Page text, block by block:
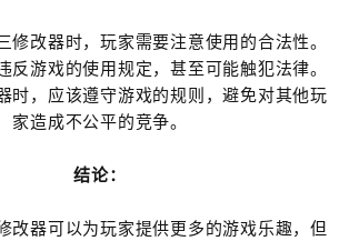
修改器时，玩家需要注意使用的合法性。
反游戏的使用规定，甚至可能触犯法律。
时，应该遵守游戏的规则，避免对其他玩
家造成不公平的竞争。
结论：
改器可以为玩家提供更多的游戏乐趣，但